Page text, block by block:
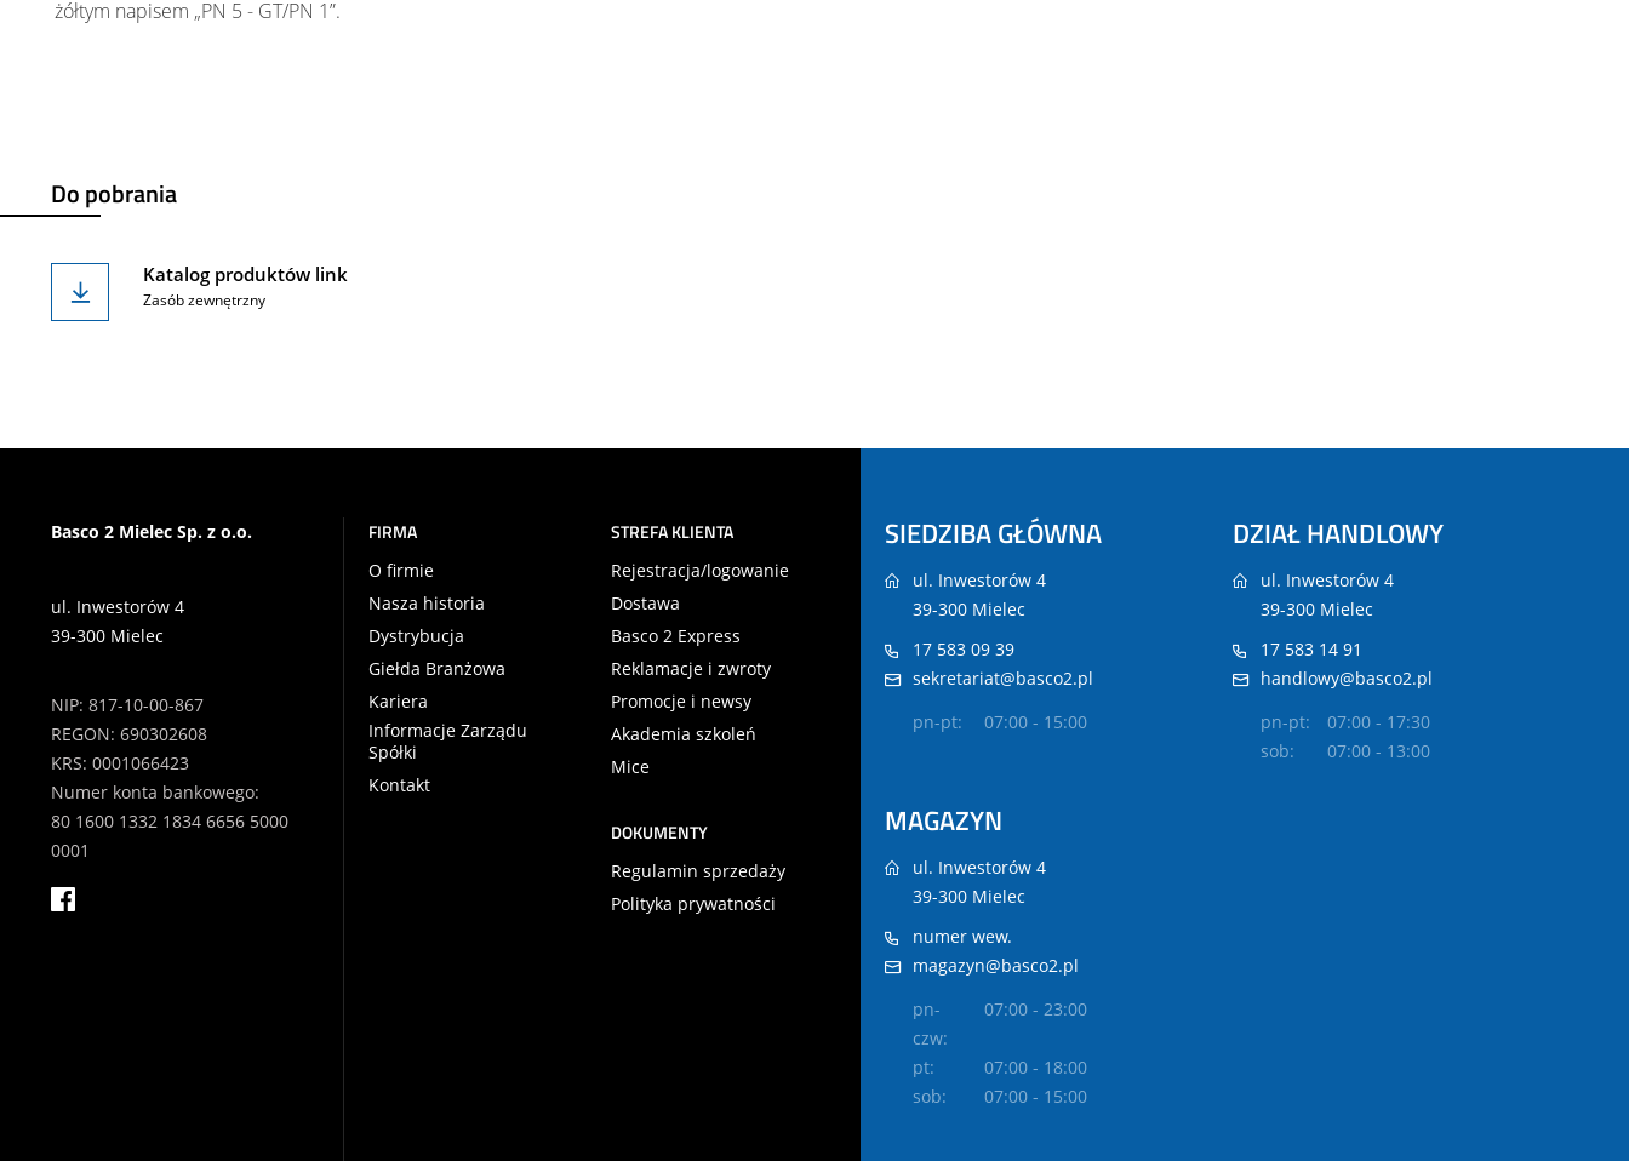
żółtym napisem „PN 5 - GT/PN 1”.
Do pobrania
Katalog produktów link
Zasób zewnętrzny
Basco 2 Mielec Sp. z o.o.
ul. Inwestorów 4
39-300 Mielec
NIP: 817-10-00-867
REGON: 690302608
KRS: 0001066423
Numer konta bankowego:
80 1600 1332 1834 6656 5000
0001
FIRMA
O firmie
Nasza historia
Dystrybucja
Giełda Branżowa
Kariera
Informacje Zarządu
Spółki
Kontakt
STREFA KLIENTA
Rejestracja/logowanie
Dostawa
Basco 2 Express
Reklamacje i zwroty
Promocje i newsy
Akademia szkoleń
Mice
DOKUMENTY
Regulamin sprzedaży
Polityka prywatności
SIEDZIBA GŁÓWNA
ul. Inwestorów 4
39-300 Mielec
17 583 09 39
sekretariat@basco2.pl
pn-pt:
07:00 - 15:00
DZIAŁ HANDLOWY
ul. Inwestorów 4
39-300 Mielec
17 583 14 91
handlowy@basco2.pl
pn-pt:
07:00 - 17:30
sob:
07:00 - 13:00
MAGAZYN
ul. Inwestorów 4
39-300 Mielec
numer wew.
magazyn@basco2.pl
pn-
czw:
07:00 - 23:00
pt:
07:00 - 18:00
sob:
07:00 - 15:00